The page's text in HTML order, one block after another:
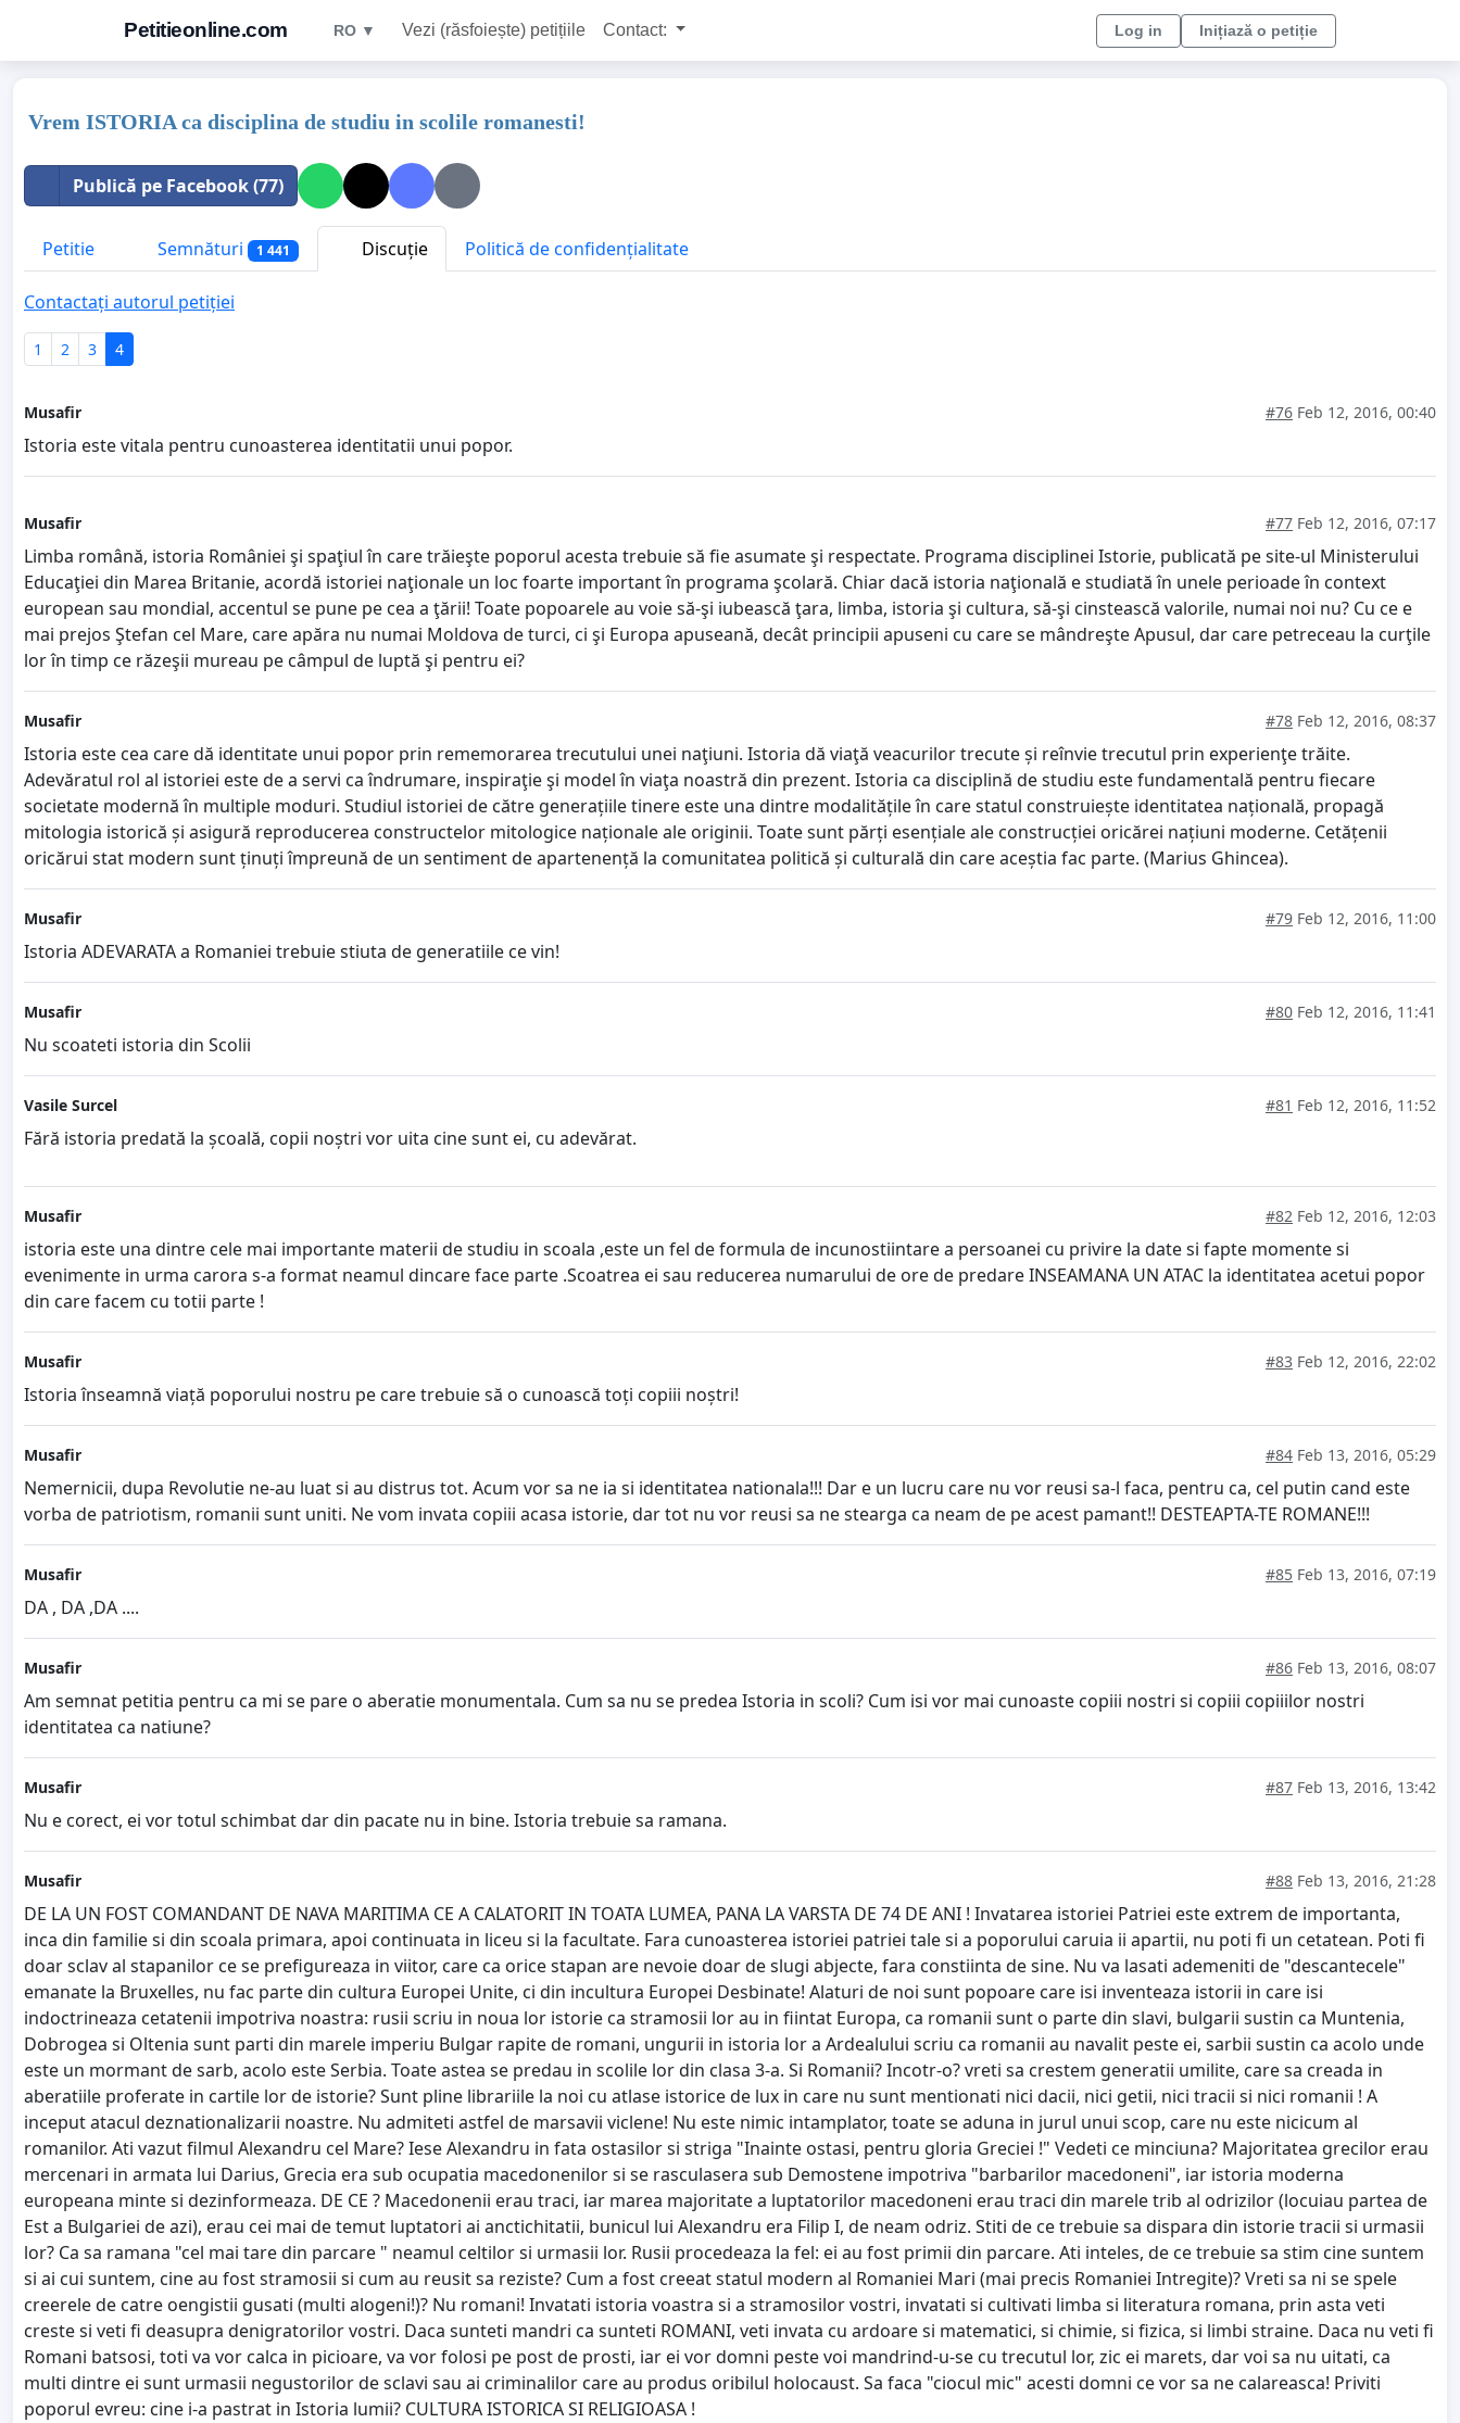
Petitieonline.com RO ▼ Vezi (răsfoiește) petițiile Contact: Log in Inițiază o petiție
Vrem ISTORIA ca disciplina de studiu in scolile romanesti!
Publică pe Facebook (77)
Petitie Semnături 1 441 Discuție Politică de confidențialitate
Contactați autorul petiției
1 2 3 4
Musafir #76 Feb 12, 2016, 00:40
Istoria este vitala pentru cunoasterea identitatii unui popor.
Musafir #77 Feb 12, 2016, 07:17
Limba română, istoria României şi spaţiul în care trăieşte poporul acesta trebuie să fie asumate şi respectate. Programa disciplinei Istorie, publicată pe site-ul Ministerului
Educaţiei din Marea Britanie, acordă istoriei naţionale un loc foarte important în programa şcolară. Chiar dacă istoria naţională e studiată în unele perioade în context
european sau mondial, accentul se pune pe cea a ţării! Toate popoarele au voie să-şi iubească ţara, limba, istoria şi cultura, să-şi cinstească valorile, numai noi nu? Cu ce e
mai prejos Ştefan cel Mare, care apăra nu numai Moldova de turci, ci şi Europa apuseană, decât principii apuseni cu care se mândreşte Apusul, dar care petreceau la curţile
lor în timp ce răzeşii mureau pe câmpul de luptă şi pentru ei?
Musafir #78 Feb 12, 2016, 08:37
Istoria este cea care dă identitate unui popor prin rememorarea trecutului unei naţiuni. Istoria dă viaţă veacurilor trecute și reînvie trecutul prin experienţe trăite.
Adevăratul rol al istoriei este de a servi ca îndrumare, inspiraţie şi model în viaţa noastră din prezent. Istoria ca disciplină de studiu este fundamentală pentru fiecare
societate modernă în multiple moduri. Studiul istoriei de către generațiile tinere este una dintre modalitățile în care statul construiește identitatea națională, propagă
mitologia istorică și asigură reproducerea constructelor mitologice naționale ale originii. Toate sunt părți esențiale ale construcției oricărei națiuni moderne. Cetățenii
oricărui stat modern sunt ținuți împreună de un sentiment de apartenență la comunitatea politică și culturală din care aceștia fac parte. (Marius Ghincea).
Musafir #79 Feb 12, 2016, 11:00
Istoria ADEVARATA a Romaniei trebuie stiuta de generatiile ce vin!
Musafir #80 Feb 12, 2016, 11:41
Nu scoateti istoria din Scolii
Vasile Surcel #81 Feb 12, 2016, 11:52
Fără istoria predată la școală, copii noștri vor uita cine sunt ei, cu adevărat.
Musafir #82 Feb 12, 2016, 12:03
istoria este una dintre cele mai importante materii de studiu in scoala ,este un fel de formula de incunostiintare a persoanei cu privire la date si fapte momente si
evenimente in urma carora s-a format neamul dincare face parte .Scoatrea ei sau reducerea numarului de ore de predare INSEAMANA UN ATAC la identitatea acetui popor
din care facem cu totii parte !
Musafir #83 Feb 12, 2016, 22:02
Istoria înseamnă viață poporului nostru pe care trebuie să o cunoască toți copiii noștri!
Musafir #84 Feb 13, 2016, 05:29
Nemernicii, dupa Revolutie ne-au luat si au distrus tot. Acum vor sa ne ia si identitatea nationala!!! Dar e un lucru care nu vor reusi sa-l faca, pentru ca, cel putin cand este
vorba de patriotism, romanii sunt uniti. Ne vom invata copiii acasa istorie, dar tot nu vor reusi sa ne stearga ca neam de pe acest pamant!! DESTEAPTA-TE ROMANE!!!
Musafir #85 Feb 13, 2016, 07:19
DA , DA ,DA ....
Musafir #86 Feb 13, 2016, 08:07
Am semnat petitia pentru ca mi se pare o aberatie monumentala. Cum sa nu se predea Istoria in scoli? Cum isi vor mai cunoaste copiii nostri si copiii copiiilor nostri
identitatea ca natiune?
Musafir #87 Feb 13, 2016, 13:42
Nu e corect, ei vor totul schimbat dar din pacate nu in bine. Istoria trebuie sa ramana.
Musafir #88 Feb 13, 2016, 21:28
DE LA UN FOST COMANDANT DE NAVA MARITIMA CE A CALATORIT IN TOATA LUMEA, PANA LA VARSTA DE 74 DE ANI ! Invatarea istoriei Patriei este extrem de importanta,
inca din familie si din scoala primara, apoi continuata in liceu si la facultate. Fara cunoasterea istoriei patriei tale si a poporului caruia ii apartii, nu poti fi un cetatean. Poti fi
doar sclav al stapanilor ce se prefigureaza in viitor, care ca orice stapan are nevoie doar de slugi abjecte, fara constiinta de sine. Nu va lasati ademeniti de "descantecele"
emanate la Bruxelles, nu fac parte din cultura Europei Unite, ci din incultura Europei Desbinate! Alaturi de noi sunt popoare care isi inventeaza istorii in care isi
indoctrineaza cetatenii impotriva noastra: rusii scriu in noua lor istorie ca stramosii lor au in fiintat Europa, ca romanii sunt o parte din slavi, bulgarii sustin ca Muntenia,
Dobrogea si Oltenia sunt parti din marele imperiu Bulgar rapite de romani, ungurii in istoria lor a Ardealului scriu ca romanii au navalit peste ei, sarbii sustin ca acolo unde
este un mormant de sarb, acolo este Serbia. Toate astea se predau in scolile lor din clasa 3-a. Si Romanii? Incotr-o? vreti sa crestem generatii umilite, care sa creada in
aberatiile proferate in cartile lor de istorie? Sunt pline librariile la noi cu atlase istorice de lux in care nu sunt mentionati nici dacii, nici getii, nici tracii si nici romanii ! A
inceput atacul deznationalizarii noastre. Nu admiteti astfel de marsavii viclene! Nu este nimic intamplator, toate se aduna in jurul unui scop, care nu este nicicum al
romanilor. Ati vazut filmul Alexandru cel Mare? Iese Alexandru in fata ostasilor si striga "Inainte ostasi, pentru gloria Greciei !" Vedeti ce minciuna? Majoritatea grecilor erau
mercenari in armata lui Darius, Grecia era sub ocupatia macedonenilor si se rasculasera sub Demostene impotriva "barbarilor macedoneni", iar istoria moderna
europeana minte si dezinformeaza. DE CE ? Macedonenii erau traci, iar marea majoritate a luptatorilor macedoneni erau traci din marele trib al odrizilor (locuiau partea de
Est a Bulgariei de azi), erau cei mai de temut luptatori ai anctichitatii, bunicul lui Alexandru era Filip I, de neam odriz. Stiti de ce trebuie sa dispara din istorie tracii si urmasii
lor? Ca sa ramana "cel mai tare din parcare " neamul celtilor si urmasii lor. Rusii procedeaza la fel: ei au fost primii din parcare. Ati inteles, de ce trebuie sa stim cine suntem
si ai cui suntem, cine au fost stramosii si cum au reusit sa reziste? Cum a fost creeat statul modern al Romaniei Mari (mai precis Romaniei Intregite)? Vreti sa ni se spele
creerele de catre oengistii gusati (multi alogeni!)? Nu romani! Invatati istoria voastra si a stramosilor vostri, invatati si cultivati limba si literatura romana, prin asta veti
creste si veti fi deasupra denigratorilor vostri. Daca sunteti mandri ca sunteti ROMANI, veti invata cu ardoare si matematici, si chimie, si fizica, si limbi straine. Daca nu veti fi
Romani batsosi, toti va vor calca in picioare, va vor folosi pe post de prosti, iar ei vor domni peste voi mandrind-u-se cu trecutul lor, zic ei marets, dar voi sa nu uitati, ca
multi dintre ei sunt urmasii negustorilor de sclavi sau ai criminalilor care au produs oribilul holocaust. Sa faca "ciocul mic" acesti domni ce vor sa ne calareasca! Priviti
poporul evreu: cine i-a pastrat in Istoria lumii? CULTURA ISTORICA SI RELIGIOASA !